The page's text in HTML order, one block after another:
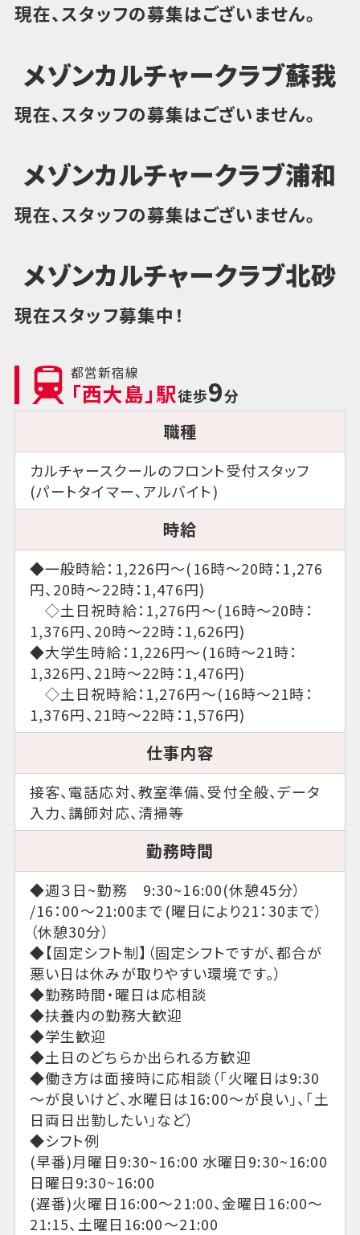
現在、スタッフの募集はございません。
メゾンカルチャークラブ蘇我
現在、スタッフの募集はございません。
メゾンカルチャークラブ浦和
現在、スタッフの募集はございません。
メゾンカルチャークラブ北砂
現在スタッフ募集中！
都営新宿線
「西大島」駅徒歩9分
職種
カルチャースクールのフロント受付スタッフ
(パートタイマー、アルバイト)
時給
◆一般時給：1,226円～(16時～20時：1,276
円、20時～22時：1,476円)
◇土日祝時給：1,276円～(16時～20時：
1,376円、20時～22時：1,626円)
◆大学生時給：1,226円～(16時～21時：
1,326円、21時～22時：1,476円)
◇土日祝時給：1,276円～(16時～21時：
1,376円、21時～22時：1,576円)
仕事内容
接客、電話応対、教室準備、受付全般、データ
入力、講師対応、清掃等
勤務時間
◆週３日~勤務 9:30~16:00(休憩45分）
/16：00～21:00まで(曜日により21：30まで）
（休憩30分）
◆【固定シフト制】（固定シフトですが、都合が
悪い日は休みが取りやすい環境です。）
◆勤務時間・曜日は応相談
◆扶養内の勤務大歓迎
◆学生歓迎
◆土日のどちらか出られる方歓迎
◆働き方は面接時に応相談（「火曜日は9:30
～が良いけど、水曜日は16:00～が良い」、「土
日両日出勤したい」など）
◆シフト例
(早番)月曜日9:30~16:00 水曜日9:30~16:00
日曜日9:30~16:00
(遅番)火曜日16:00～21:00、金曜日16:00～
21:15、土曜日16:00～21:00